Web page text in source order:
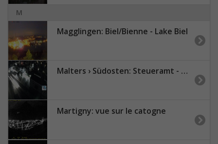
M
Magglingen: Biel/Bienne - Lake Biel
Malters › Südosten: Steueramt - Malters Luzern
Martigny: vue sur le catogne